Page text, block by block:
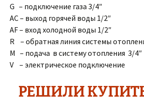
G – подключение газа 3/4″
AC – выход горячей воды 1/2″
AF – вход холодной воды 1/2″
R – обратная линия системы
M – подача в систему отопления 3/4″
V – электрическое подключение
РЕШИЛИ